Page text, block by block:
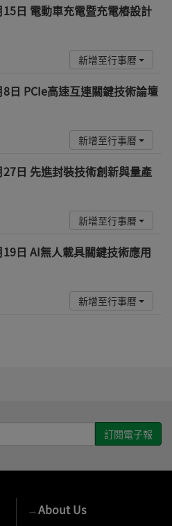
15日 電動車充電暨充電樁設計
新增至行事曆
8日 PCIe高速互連關鍵技術論壇
新增至行事曆
27日 先進封裝技術創新與量產
新增至行事曆
19日 AI無人載具關鍵技術應用
新增至行事曆
→About Us